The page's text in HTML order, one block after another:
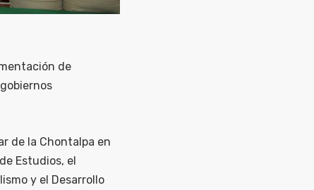
de
de la Chontalpa en
Estudios, el
y el Desarrollo